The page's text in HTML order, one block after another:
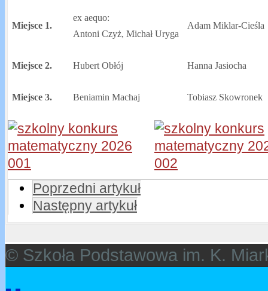
Miejsce 1.
ex aequo:
Antoni Czyż, Michał Uryga
Adam Miklar-Cieśla
Miejsce 2. Hubert Obłój Hanna Jasiocha
Miejsce 3. Beniamin Machaj Tobiasz Skowronek
Poprzedni artykuł
Następny artykuł
© Szkoła Podstawowa im. K.